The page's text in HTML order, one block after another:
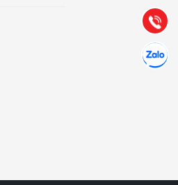
Gọi cho
(028) 22.166.144
Chát